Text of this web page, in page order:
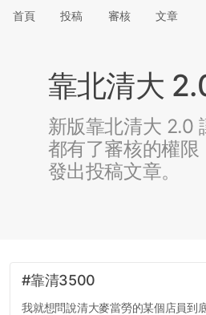
首頁 投稿 審核 文章
靠北清大
新版靠北清大 2.0
都有了審核的權限
發出投稿文章。
#靠清3500
我就想問說清大麥當勞的某個店員到